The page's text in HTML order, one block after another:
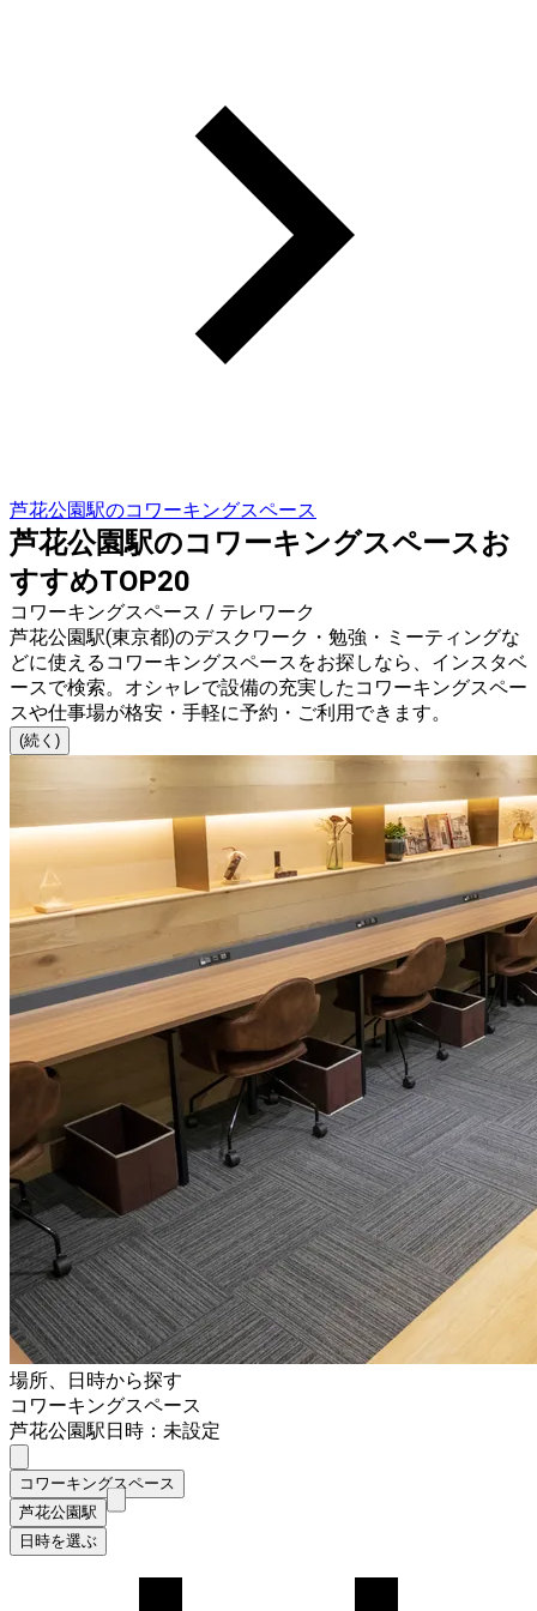
芦花公園駅のコワーキングスペース
芦花公園駅のコワーキングスペースお
すすめTOP20
コワーキングスペース / テレワーク
芦花公園駅(東京都)のデスクワーク・勉強・ミーティングな
どに使えるコワーキングスペースをお探しなら、インスタベ
ースで検索。オシャレで設備の充実したコワーキングスペー
スや仕事場が格安・手軽に予約・ご利用できます。
(続く)
場所、日時から探す
コワーキングスペース
芦花公園駅日時：未設定
コワーキングスペース
芦花公園駅
日時を選ぶ